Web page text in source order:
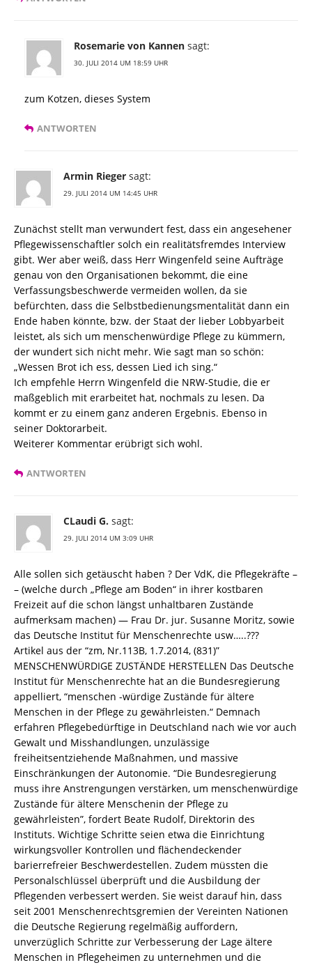
Rosemarie von Kannen sagt:
30. JULI 2014 UM 18:59 UHR
zum Kotzen, dieses System
ANTWORTEN
Armin Rieger sagt:
29. JULI 2014 UM 14:45 UHR
Zunächst stellt man verwundert fest, dass ein angesehener
Pflegewissenschaftler solch ein realitätsfremdes Interview
gibt. Wer aber weiß, dass Herr Wingenfeld seine Aufträge
genau von den Organisationen bekommt, die eine
Verfassungsbeschwerde vermeiden wollen, da sie
befürchten, dass die Selbstbedienungsmentalität dann ein
Ende haben könnte, bzw. der Staat der lieber Lobbyarbeit
leistet, als sich um menschenwürdige Pflege zu kümmern,
der wundert sich nicht mehr. Wie sagt man so schön:
„Wessen Brot ich ess, dessen Lied ich sing.“
Ich empfehle Herrn Wingenfeld die NRW-Studie, die er
maßgeblich mit erarbeitet hat, nochmals zu lesen. Da
kommt er zu einem ganz anderen Ergebnis. Ebenso in
seiner Doktorarbeit.
Weiterer Kommentar erübrigt sich wohl.
ANTWORTEN
CLaudi G. sagt:
29. JULI 2014 UM 3:09 UHR
Alle sollen sich getäuscht haben ? Der VdK, die Pflegekräfte –
– (welche durch „Pflege am Boden“ in ihrer kostbaren
Freizeit auf die schon längst unhaltbaren Zustände
aufmerksam machen) — Frau Dr. jur. Susanne Moritz, sowie
das Deutsche Institut für Menschenrechte usw…..???
Artikel aus der “zm, Nr.113B, 1.7.2014, (831)”
MENSCHENWÜRDIGE ZUSTÄNDE HERSTELLEN Das Deutsche
Institut für Menschenrechte hat an die Bundesregierung
appelliert, “menschen -würdige Zustände für ältere
Menschen in der Pflege zu gewährleisten.“ Demnach
erfahren Pflegebedürftige in Deutschland nach wie vor auch
Gewalt und Misshandlungen, unzulässige
freiheitsentziehende Maßnahmen, und massive
Einschränkungen der Autonomie. “Die Bundesregierung
muss ihre Anstrengungen verstärken, um menschenwürdige
Zustände für ältere Menschenin der Pflege zu
gewährleisten”, fordert Beate Rudolf, Direktorin des
Instituts. Wichtige Schritte seien etwa die Einrichtung
wirkungsvoller Kontrollen und flächendeckender
barierrefreier Beschwerdestellen. Zudem müssten die
Personalschlüssel überprüft und die Ausbildung der
Pflegenden verbessert werden. Sie weist darauf hin, dass
seit 2001 Menschenrechtsgremien der Vereinten Nationen
die Deutsche Regierung regelmäßig auffordern,
unverzüglich Schritte zur Verbesserung der Lage ältere
Menschen in Pflegeheimen zu unternehmen und die